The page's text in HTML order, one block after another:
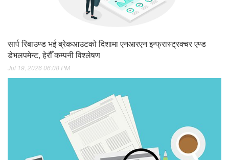
सार्प रिबाउण्ड भई ब्रेकआउटको दिशामा एनआरएन इन्फ्रास्ट्रक्चर एण्ड
डेभलपमेन्ट, हेरौँ कम्पनी विश्लेषण
Jul 19, 2026 06:08 PM